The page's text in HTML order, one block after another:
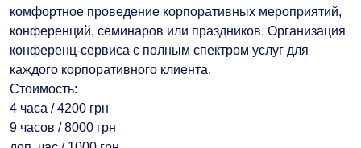
комфортное проведение корпоративных мероприятий,
конференций, семинаров или праздников. Организация
конференц-сервиса с полным спектром услуг для
каждого корпоративного клиента.
Стоимость:
4 часа / 4200 грн
9 часов / 8000 грн